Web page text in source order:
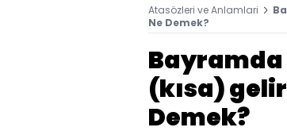
Atasözleri ve Anlamlari
Ne Demek?
Bayramda
(kısa)
Demek?